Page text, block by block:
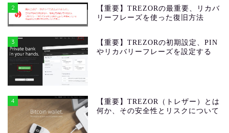
2
【重要】TREZORの最重要、リカバ
リーフレーズを使った復旧方法
3
【重要】TREZORの初期設定、PIN
やリカバリーフレーズを設定する
4
【重要】TREZOR（トレザー）とは
何か、その安全性とリスクについて